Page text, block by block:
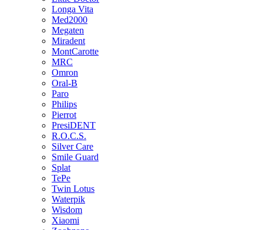
Longa Vita
Med2000
Megaten
Miradent
MontCarotte
MRC
Omron
Oral-B
Paro
Philips
Pierrot
PresiDENT
R.O.C.S.
Silver Care
Smile Guard
Splat
TePe
Twin Lotus
Waterpik
Wisdom
Xiaomi